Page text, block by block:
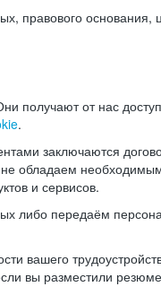
правового
получают от нас
.
заключаются
обладаем
и сервисов.
либо передаём
вашего
вы разместили